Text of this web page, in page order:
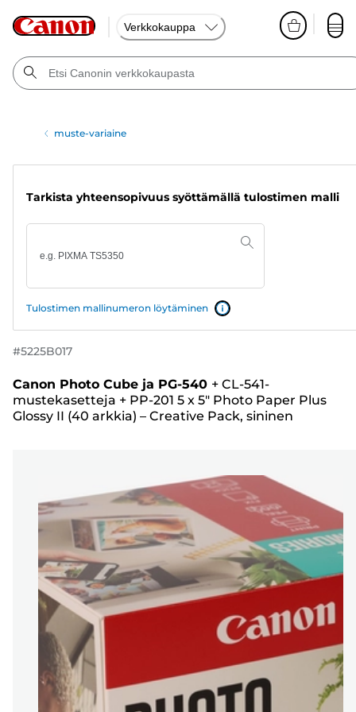
Verkkokauppa
muste-variaine
Tarkista yhteensopivuus syöttämällä tulostimen malli
Tulostimen mallinumeron löytäminen
#5225B017
Canon Photo Cube ja PG-540 + CL-541-
mustekasetteja + PP-201 5 x 5" Photo Paper Plus
Glossy II (40 arkkia) – Creative Pack, sininen